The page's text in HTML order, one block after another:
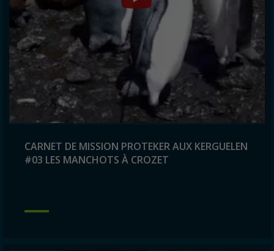
CARNET DE MISSION PROTEKER AUX KERGUELEN
#03 LES MANCHOTS À CROZET